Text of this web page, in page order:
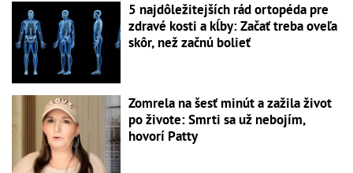
5 najdôležitejších rád ortopéda pre
zdravé kosti a kĺby: Začať treba oveľa
skôr, než začnú bolieť
Zomrela na šesť minút a zažila život
po živote: Smrti sa už nebojím,
hovorí Patty